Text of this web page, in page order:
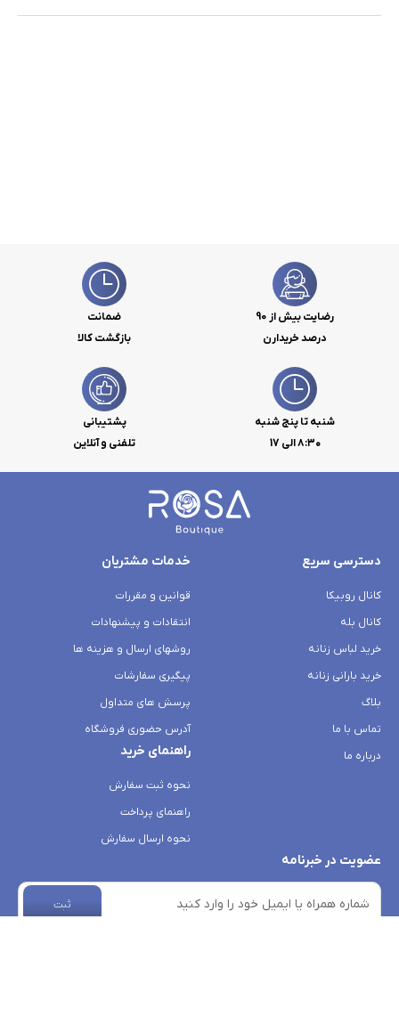
رضایت بیش از 90
درصد خریدارن
ضمانت
بازگشت کالا
شنبه تا پنج شنبه
۸:۳۰ الی 17
پشتیبانی
تلفنی و آنلاین
دسترسی سریع
کانال روبیکا
کانال بله
خرید لباس زنانه
خرید بارانی زنانه
بلاگ
تماس با ما
درباره ما
خدمات مشتریان
قوانین و مقررات
انتقادات و پیشنهادات
روشهای ارسال و هزینه ها
پیگیری سفارشات
پرسش های متداول
آدرس حضوری فروشگاه
راهنمای خرید
نحوه ثبت سفارش
راهنمای پرداخت
نحوه ارسال سفارش
عضویت در خبرنامه
ثبت